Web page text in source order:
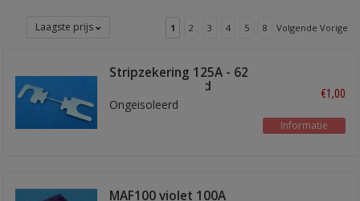
Laagste prijs 1 2 3 4 5 8 Volgende Vorige
Stripzekering 125A - 62
mm boutafstand
Ongeisoleerd
€1,00
Informatie
MAF100 violet 100A